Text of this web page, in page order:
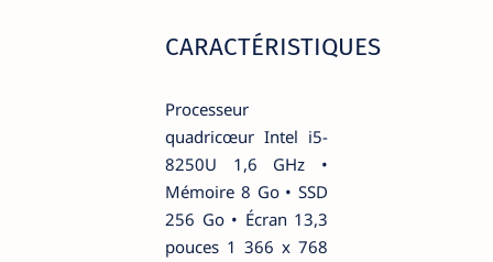
CARACTÉRISTIQUES
Processeur
quadricœur Intel i5-
8250U 1,6 GHz •
Mémoire 8 Go • SSD
256 Go • Écran 13,3
pouces 1 366 x 768